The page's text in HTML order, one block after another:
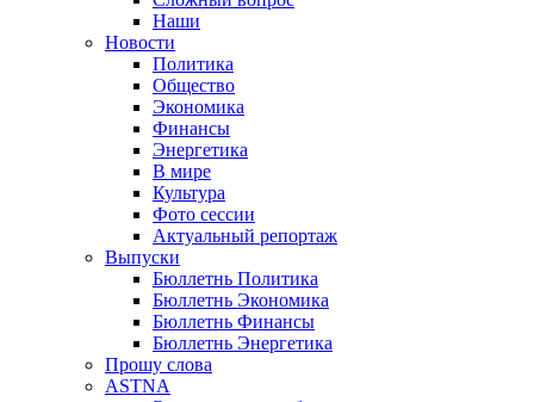
Наши
Новости
Политика
Общество
Экономика
Финансы
Энергетика
В мире
Культура
Фото сессии
Актуальный репортаж
Выпуски
Бюллетнь Политика
Бюллетнь Экономика
Бюллетнь Финансы
Бюллетнь Энергетика
Прошу слова
ASTNA